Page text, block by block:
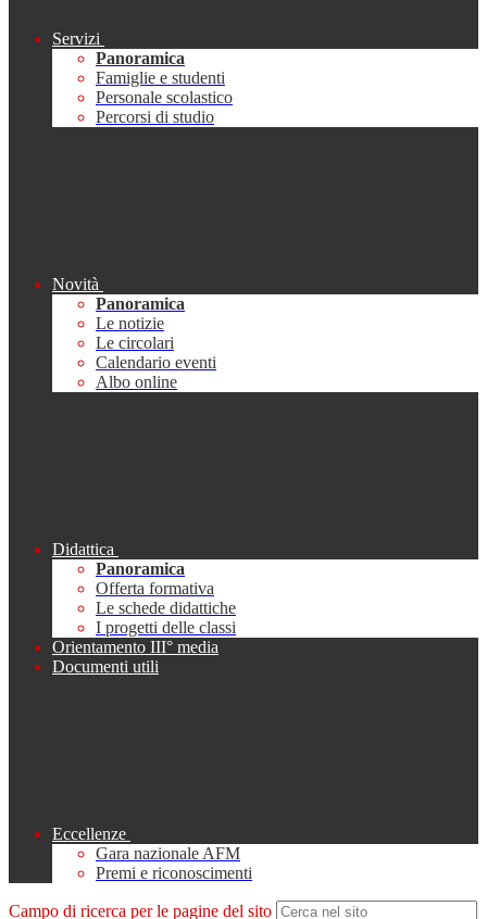
Servizi
Panoramica
Famiglie e studenti
Personale scolastico
Percorsi di studio
Novità
Panoramica
Le notizie
Le circolari
Calendario eventi
Albo online
Didattica
Panoramica
Offerta formativa
Le schede didattiche
I progetti delle classi
Orientamento III° media
Documenti utili
Eccellenze
Gara nazionale AFM
Premi e riconoscimenti
Campo di ricerca per le pagine del sito